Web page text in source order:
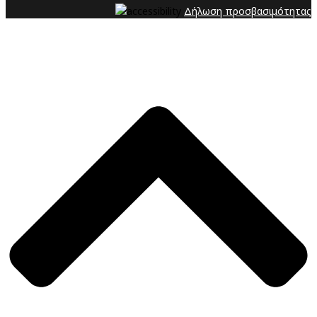
Δήλωση προσβασιμότητας